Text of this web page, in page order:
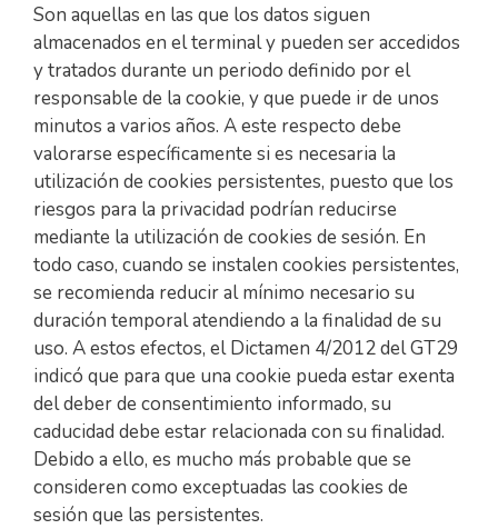
Son aquellas en las que los datos siguen
almacenados en el terminal y pueden ser accedidos
y tratados durante un periodo definido por el
responsable de la cookie, y que puede ir de unos
minutos a varios años. A este respecto debe
valorarse específicamente si es necesaria la
utilización de cookies persistentes, puesto que los
riesgos para la privacidad podrían reducirse
mediante la utilización de cookies de sesión. En
todo caso, cuando se instalen cookies persistentes,
se recomienda reducir al mínimo necesario su
duración temporal atendiendo a la finalidad de su
uso. A estos efectos, el Dictamen 4/2012 del GT29
indicó que para que una cookie pueda estar exenta
del deber de consentimiento informado, su
caducidad debe estar relacionada con su finalidad.
Debido a ello, es mucho más probable que se
consideren como exceptuadas las cookies de
sesión que las persistentes.